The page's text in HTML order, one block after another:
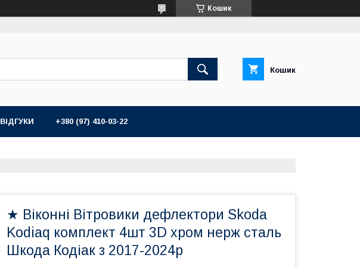
Кошик
Кошик
ВІДГУКИ +380 (97) 410-03-22
★ Віконні Вітровики дефлектори Skoda
Kodiaq комплект 4шт 3D хром нерж сталь
Шкода Кодіак з 2017-2024р